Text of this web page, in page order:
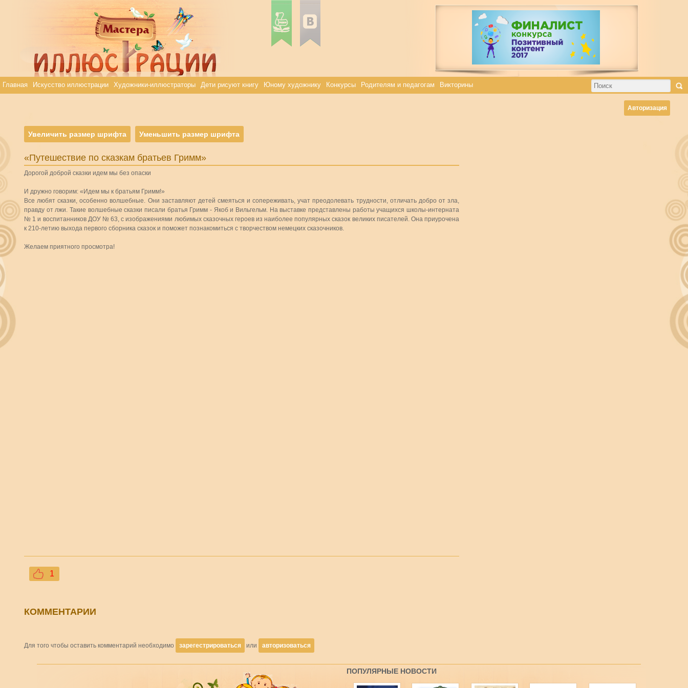
Главная Искусство иллюстрации Художники-иллюстраторы Дети рисуют книгу Юному художнику Конкурсы Родителям и педагогам Викторины
Авторизация
Увеличить размер шрифта Уменьшить размер шрифта
«Путешествие по сказкам братьев Гримм»
Дорогой доброй сказки идем мы без опаски
И дружно говорим: «Идем мы к братьям Гримм!»
Все любят сказки, особенно волшебные. Они заставляют детей смеяться и сопереживать, учат преодолевать трудности, отличать добро от зла,
правду от лжи. Такие волшебные сказки писали братья Гримм - Якоб и Вильгельм. На выставке представлены работы учащихся школы-интерната
№ 1 и воспитанников ДОУ № 63, с изображениями любимых сказочных героев из наиболее популярных сказок великих писателей. Она приурочена
к 210-летию выхода первого сборника сказок и поможет познакомиться с творчеством немецких сказочников.
Желаем приятного просмотра!
1
КОММЕНТАРИИ
Для того чтобы оставить комментарий необходимо зарегестрироваться или авторизоваться
ПОПУЛЯРНЫЕ НОВОСТИ